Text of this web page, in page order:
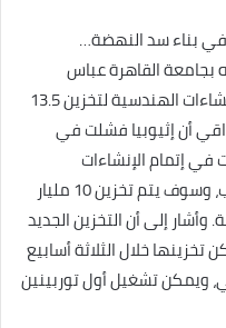
بناء سد النهضة…
القاهرة عباس
شراقي، عن فشل إثيوبيا في إتمام الانشاءات الهندسية لتخزين 13.5
أن إثيوبيا فشلت في
في إتمام الإنشاءات
الهندسية لتخزين 13.5 مليار متر مكعب، وسوف يتم تخزين 10 مليار
إلى أن التخزين الجديد
يمكن تخزينها خلال الثلاثة أسابيع
ويمكن تشغيل أول توربينين